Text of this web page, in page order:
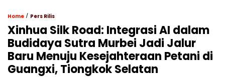
Home / Pers Rilis
Xinhua Silk Road: Integrasi AI dalam
Budidaya Sutra Murbei Jadi Jalur
Baru Menuju Kesejahteraan Petani di
Guangxi, Tiongkok Selatan